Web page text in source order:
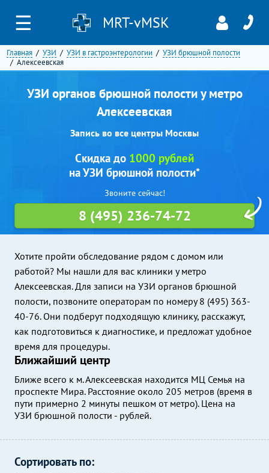
☰ MRT-vMSK
Главная УЗИ УЗИ в гастроэнтерологии
УЗИ брюшной полости
Алексеевская
УЗИ органов брюшной полости у метро
Алексеевская
Запись во все центры Москвы
Хотите пройти обследование рядом с домом или
работой? Мы нашли для вас клиники у метро
Алексеевская. Для записи на УЗИ органов брюшной
полости, позвоните операторам по номеру 8 (495) 363-
40-76. Они подберут подходящую клинику, расскажут,
как подготовиться к диагностике, и предложат удобное
время для процедуры.
Ближайший центр
Ближе всего к м. Алексеевская находится МЦ Семья на
проспекте Мира. Расстояние около 205 метров (время в
пути примерно 2 минуты пешком от метро). Цена на
УЗИ брюшной полости - рублей.
Скидка до 1000 рублей
на УЗИ брюшной полости*
Звоните сейчас!
8 (495) 236-74-72
Сортировать по: